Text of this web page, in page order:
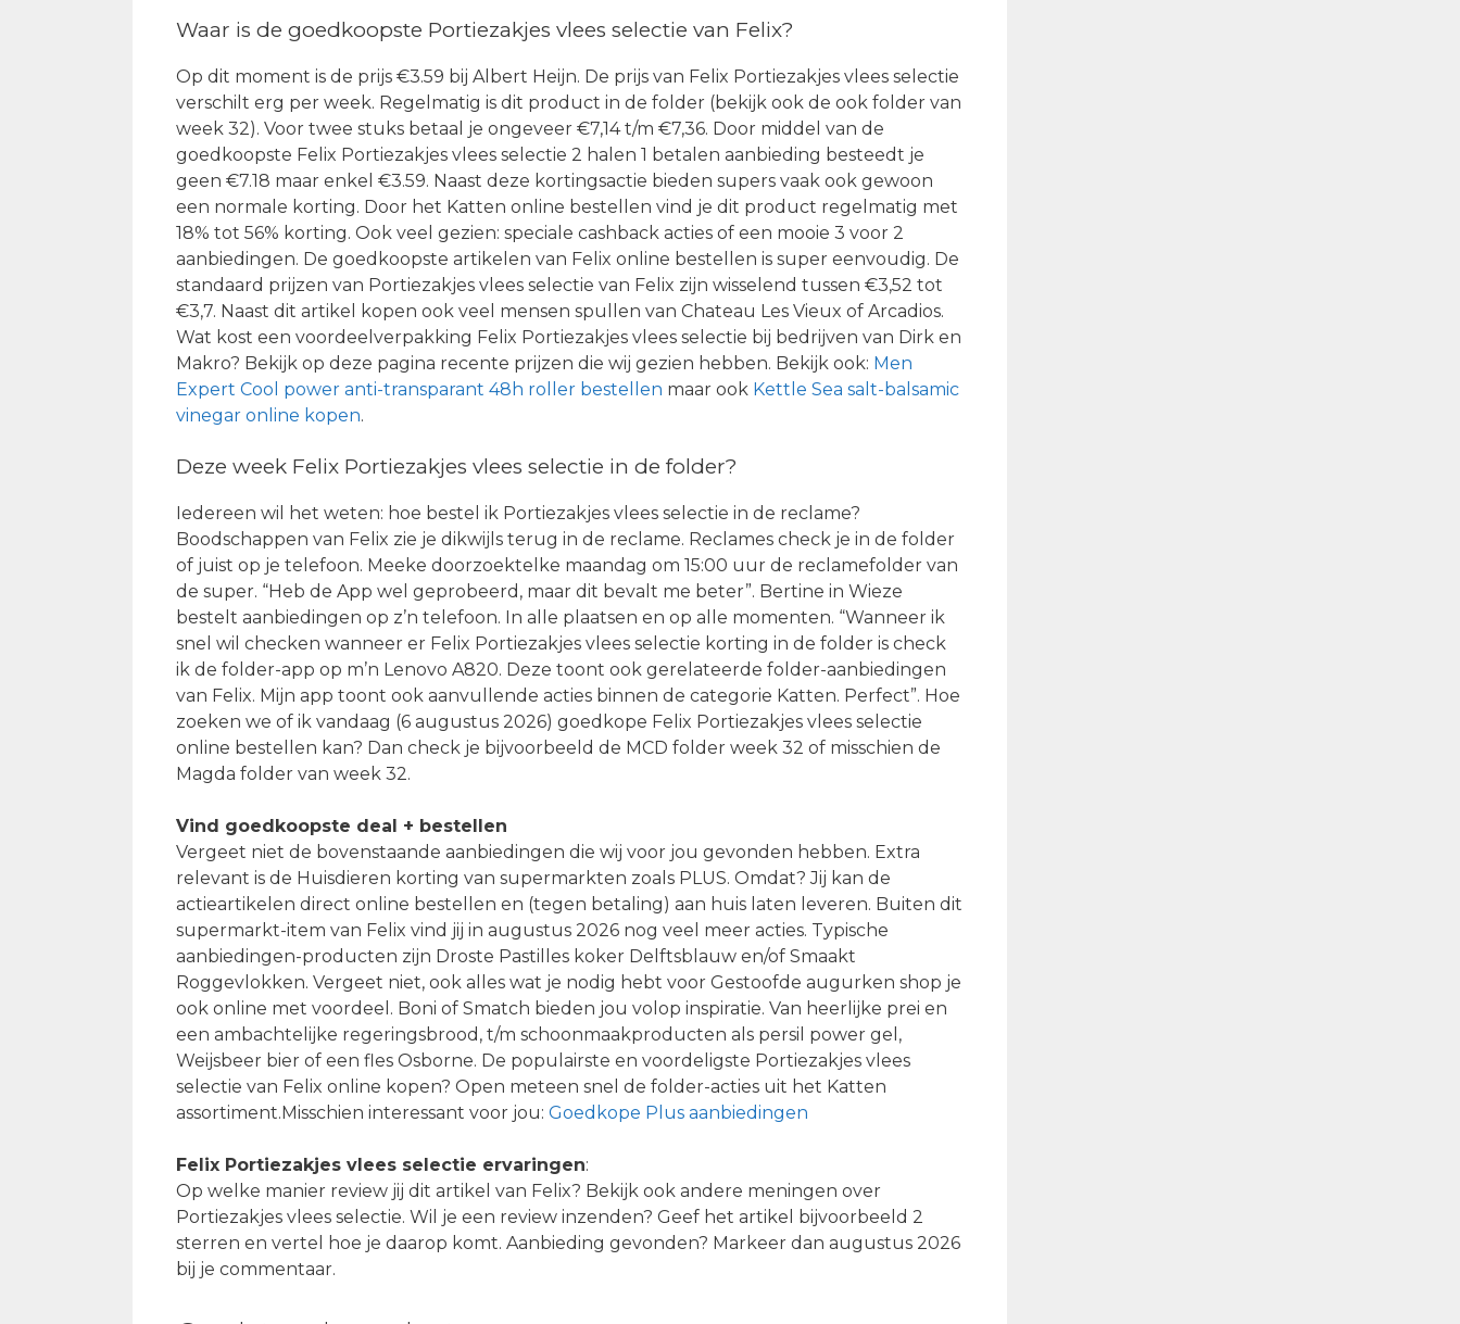
Waar is de goedkoopste Portiezakjes vlees selectie van Felix?
Op dit moment is de prijs €3.59 bij Albert Heijn. De prijs van Felix Portiezakjes vlees selectie
verschilt erg per week. Regelmatig is dit product in de folder (bekijk ook de ook folder van
week 32). Voor twee stuks betaal je ongeveer €7,14 t/m €7,36. Door middel van de
goedkoopste Felix Portiezakjes vlees selectie 2 halen 1 betalen aanbieding besteedt je
geen €7.18 maar enkel €3.59. Naast deze kortingsactie bieden supers vaak ook gewoon
een normale korting. Door het Katten online bestellen vind je dit product regelmatig met
18% tot 56% korting. Ook veel gezien: speciale cashback acties of een mooie 3 voor 2
aanbiedingen. De goedkoopste artikelen van Felix online bestellen is super eenvoudig. De
standaard prijzen van Portiezakjes vlees selectie van Felix zijn wisselend tussen €3,52 tot
€3,7. Naast dit artikel kopen ook veel mensen spullen van Chateau Les Vieux of Arcadios.
Wat kost een voordeelverpakking Felix Portiezakjes vlees selectie bij bedrijven van Dirk en
Makro? Bekijk op deze pagina recente prijzen die wij gezien hebben. Bekijk ook: Men
Expert Cool power anti-transparant 48h roller bestellen maar ook Kettle Sea salt-balsamic
vinegar online kopen.
Deze week Felix Portiezakjes vlees selectie in de folder?
Iedereen wil het weten: hoe bestel ik Portiezakjes vlees selectie in de reclame?
Boodschappen van Felix zie je dikwijls terug in de reclame. Reclames check je in de folder
of juist op je telefoon. Meeke doorzoektelke maandag om 15:00 uur de reclamefolder van
de super. “Heb de App wel geprobeerd, maar dit bevalt me beter”. Bertine in Wieze
bestelt aanbiedingen op z’n telefoon. In alle plaatsen en op alle momenten. “Wanneer ik
snel wil checken wanneer er Felix Portiezakjes vlees selectie korting in de folder is check
ik de folder-app op m’n Lenovo A820. Deze toont ook gerelateerde folder-aanbiedingen
van Felix. Mijn app toont ook aanvullende acties binnen de categorie Katten. Perfect”. Hoe
zoeken we of ik vandaag (6 augustus 2026) goedkope Felix Portiezakjes vlees selectie
online bestellen kan? Dan check je bijvoorbeeld de MCD folder week 32 of misschien de
Magda folder van week 32.
Vind goedkoopste deal + bestellen
Vergeet niet de bovenstaande aanbiedingen die wij voor jou gevonden hebben. Extra
relevant is de Huisdieren korting van supermarkten zoals PLUS. Omdat? Jij kan de
actieartikelen direct online bestellen en (tegen betaling) aan huis laten leveren. Buiten dit
supermarkt-item van Felix vind jij in augustus 2026 nog veel meer acties. Typische
aanbiedingen-producten zijn Droste Pastilles koker Delftsblauw en/of Smaakt
Roggevlokken. Vergeet niet, ook alles wat je nodig hebt voor Gestoofde augurken shop je
ook online met voordeel. Boni of Smatch bieden jou volop inspiratie. Van heerlijke prei en
een ambachtelijke regeringsbrood, t/m schoonmaakproducten als persil power gel,
Weijsbeer bier of een fles Osborne. De populairste en voordeligste Portiezakjes vlees
selectie van Felix online kopen? Open meteen snel de folder-acties uit het Katten
assortiment.Misschien interessant voor jou: Goedkope Plus aanbiedingen
Felix Portiezakjes vlees selectie ervaringen:
Op welke manier review jij dit artikel van Felix? Bekijk ook andere meningen over
Portiezakjes vlees selectie. Wil je een review inzenden? Geef het artikel bijvoorbeeld 2
sterren en vertel hoe je daarop komt. Aanbieding gevonden? Markeer dan augustus 2026
bij je commentaar.